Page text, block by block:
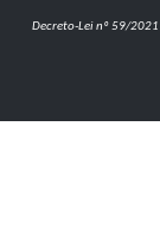
Decreto-Lei nº 59/2021